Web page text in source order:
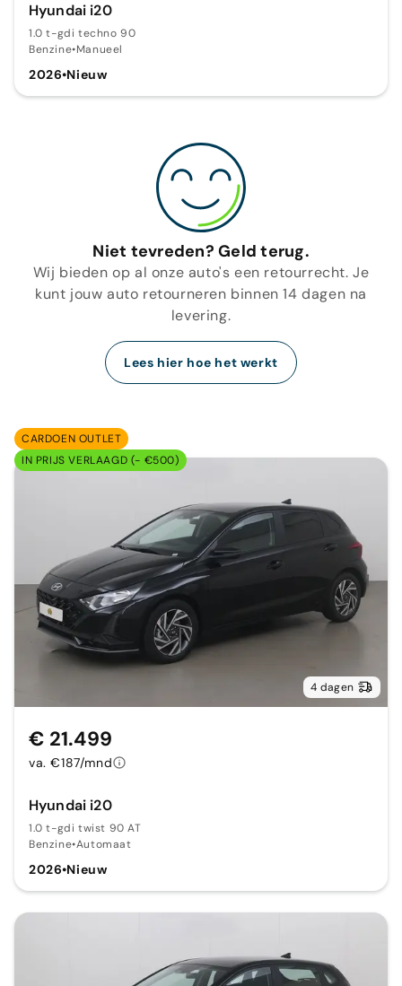
Hyundai i20
1.0 t-gdi techno 90
Benzine•Manueel
2026•Nieuw
Niet tevreden? Geld terug.
Wij bieden op al onze auto's een retourrecht. Je
kunt jouw auto retourneren binnen 14 dagen na
levering.
Lees hier hoe het werkt
CARDOEN OUTLET
IN PRIJS VERLAAGD (- €500)
4 dagen
Hyundai i20
1.0 t-gdi twist 90 AT
Benzine•Automaat
2026•Nieuw
€ 21.499
va. €187/mnd